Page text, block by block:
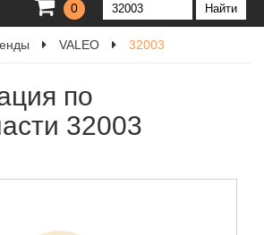
0
VALEO 32003
по
32003